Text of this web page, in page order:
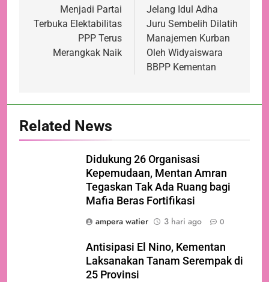
Menjadi Partai
Terbuka Elektabilitas
PPP Terus
Merangkak Naik
Jelang Idul Adha
Juru Sembelih Dilatih
Manajemen Kurban
Oleh Widyaiswara
BBPP Kementan
Related News
Didukung 26 Organisasi
Kepemudaan, Mentan Amran
Tegaskan Tak Ada Ruang bagi
Mafia Beras Fortifikasi
ampera watier
3 hari ago 0
Antisipasi El Nino, Kementan
Laksanakan Tanam Serempak di
25 Provinsi